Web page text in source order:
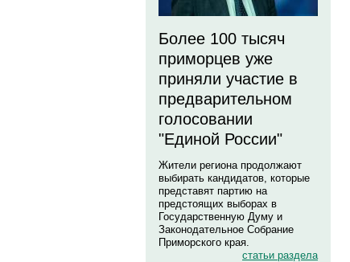
Более 100 тысяч
приморцев уже
приняли участие в
предварительном
голосовании
"Единой России"
Жители региона продолжают
выбирать кандидатов, которые
представят партию на
предстоящих выборах в
Государственную Думу и
Законодательное Собрание
Приморского края.
статьи раздела